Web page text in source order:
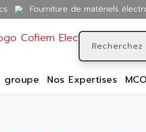
Fourniture de matériels
groupe Nos Expertises